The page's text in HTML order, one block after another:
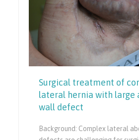
Surgical treatment of
lateral hernia with large
wall defect
Background: Complex lateral